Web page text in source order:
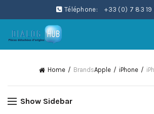
Téléphone: +33 (0) 7 83 19
Home BrandsApple iPhone
Show Sidebar